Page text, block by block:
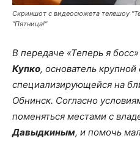
Скриншот с видеосюжета телешоу
"Пятница!"
В передаче «Теперь я
Купко, основатель
специализирующейся на
Обнинск. Согласно
поменяться местами с
Давыдкиным, и помочь